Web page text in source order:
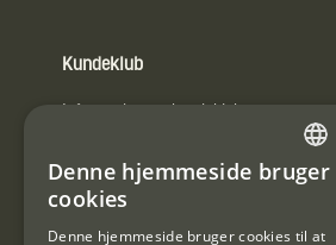
Kundeklub
E-
post
Denne hjemmeside bruger
cookies
Denne hjemmeside bruger cookies til at